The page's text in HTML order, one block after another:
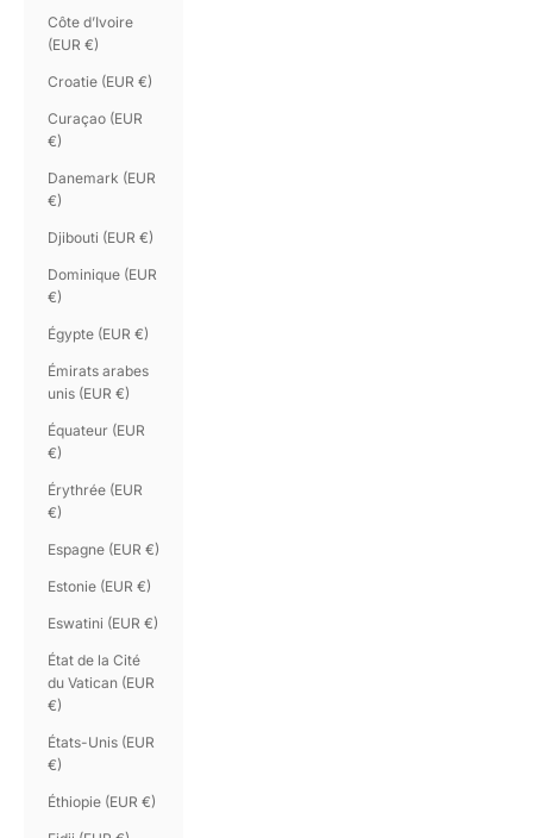
Côte d’Ivoire
(EUR €)
Croatie (EUR €)
Curaçao (EUR
€)
Danemark (EUR
€)
Djibouti (EUR €)
Dominique (EUR
€)
Égypte (EUR €)
Émirats arabes
unis (EUR €)
Équateur (EUR
€)
Érythrée (EUR
€)
Espagne (EUR €)
Estonie (EUR €)
Eswatini (EUR €)
État de la Cité
du Vatican (EUR
€)
États-Unis (EUR
€)
Éthiopie (EUR €)